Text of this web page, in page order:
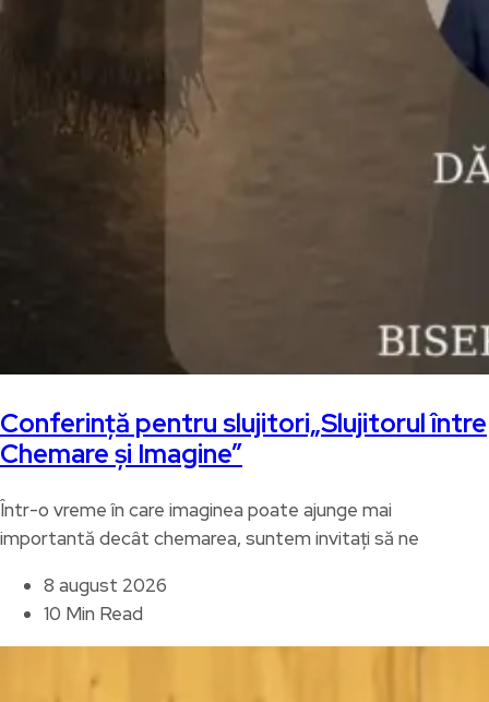
Conferință pentru slujitori„Slujitorul între
Chemare și Imagine”
Într-o vreme în care imaginea poate ajunge mai
importantă decât chemarea, suntem invitați să ne
8 august 2026
10 Min Read